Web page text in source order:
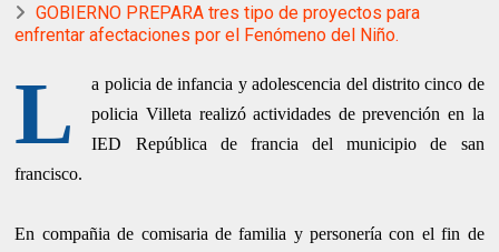
GOBIERNO PREPARA tres tipo de proyectos para
enfrentar afectaciones por el Fenómeno del Niño.
L
a policia de infancia y adolescencia del distrito cinco de
policia Villeta realizó actividades de prevención en la
IED República de francia del municipio de san
francisco.
En compañia de comisaria de familia y personería con el fin de